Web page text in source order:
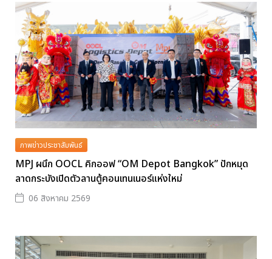
ภาพข่าวประชาสัมพันธ์
MPJ ผนึก OOCL คิกออฟ “OM Depot Bangkok” ปักหมุด
ลาดกระบังเปิดตัวลานตู้คอนเทนเนอร์แห่งใหม่
06 สิงหาคม 2569